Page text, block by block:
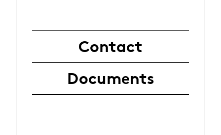
Contact
Documents